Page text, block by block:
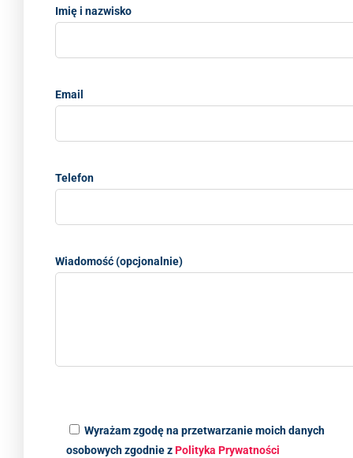
Imię i nazwisko
Email
Telefon
Wiadomość (opcjonalnie)
Wyrażam zgodę na przetwarzanie moich danych
osobowych zgodnie zPolityka Prywatności